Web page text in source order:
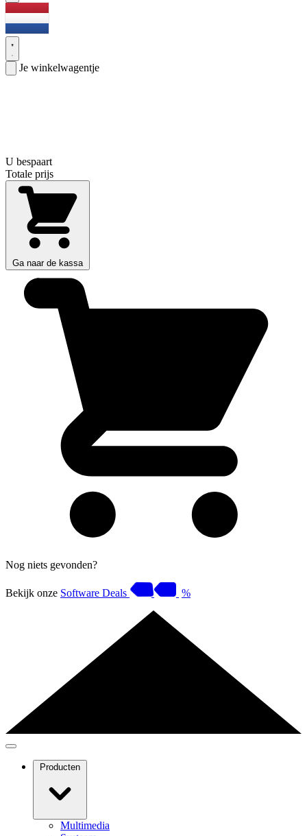
Je winkelwagentje
U bespaart
Totale prijs
Ga naar de kassa
Nog niets gevonden?
Bekijk onze Software Deals %
Producten
Multimedia